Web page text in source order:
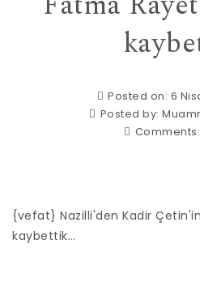
Posted on: 6
Posted by:
Comments:
{vefat} Nazilli'den Kadir Çetin'in
kaybettik…